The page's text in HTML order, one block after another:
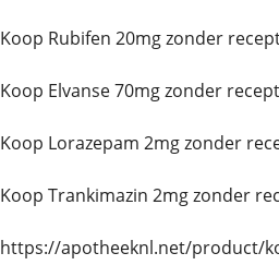
Koop Rubifen 20mg zonder
Koop Elvanse 70mg zonder recept
Koop Lorazepam 2mg zonder
Koop Trankimazin 2mg zonder
https://apotheeknl.net/product/